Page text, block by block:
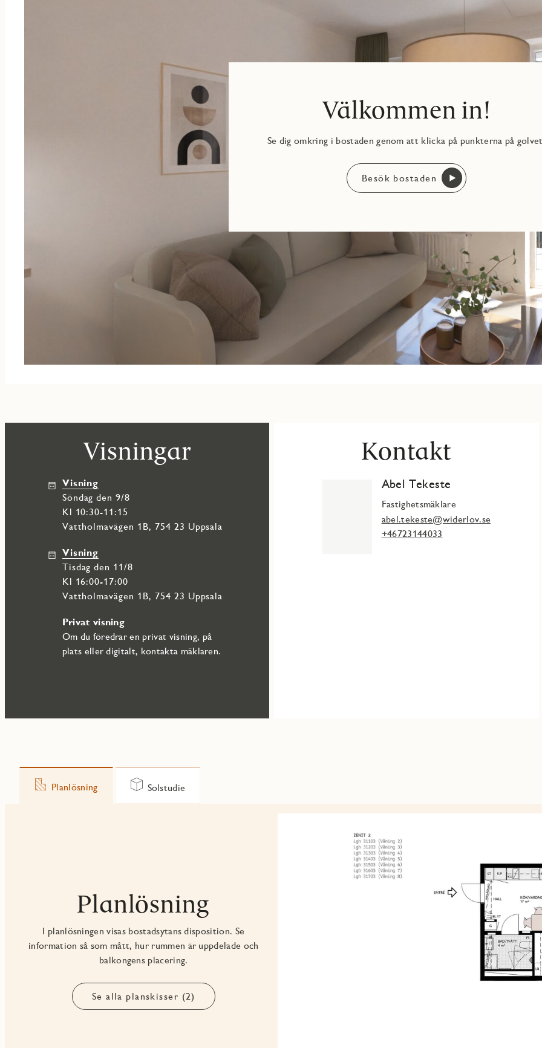
Välkommen in!
Se dig omkring i bostaden genom att klicka på punkterna på
Besök bostaden
Visningar
Visning
söndag den 9/8
Kl 10:30-11:15
Vattholmavägen 1B, 754 23 Uppsala
Visning
tisdag den 11/8
Kl 16:00-17:00
Vattholmavägen 1B, 754 23 Uppsala
Privat visning
Om du föredrar en privat visning, på
plats eller digitalt, kontakta mäklaren.
Kontakt
Abel Tekeste
Fastighetsmäklare
abel.tekeste@widerlov.se
+46723144033
Planlösning Solstudie
Planlösning
I planlösningen visas bostadsytans disposition. Se
information så som mått, hur rummen är uppdelade och
balkongens placering.
Se alla planskisser (2)